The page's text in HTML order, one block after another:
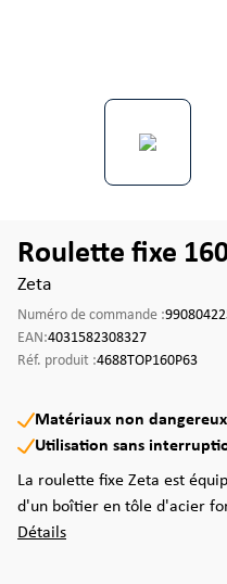
Roulette fixe
Zeta
Numéro de commande :
EAN:4031582308327
Réf. produit :4688TOP160P63
Matériaux non dangereux
Utilisation sans
La roulette fixe Zeta est
d'un boîtier en tôle d'acier
Détails